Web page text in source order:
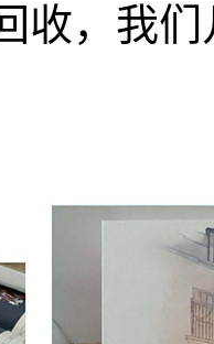
收，我